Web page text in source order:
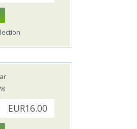
EUR16.00